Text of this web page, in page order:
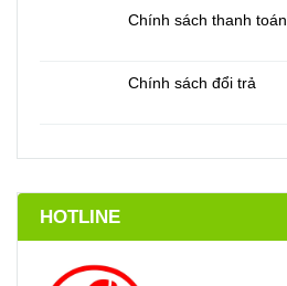
Chính sách thanh toán
Chính sách đổi trả
HOTLINE